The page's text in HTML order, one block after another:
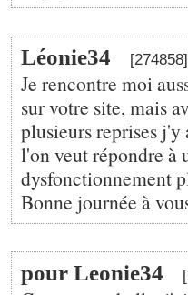
Léonie34
Je rencontre moi
sur votre site, mais
plusieurs reprises
l'on veut répondre à
dysfonctionnement
Bonne journée à
pour Leonie34